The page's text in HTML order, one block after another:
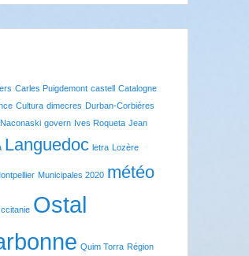
Carles Puigdemont castell Catalogne
Cultura dimecres Durban-Corbières
govern Ives Roqueta Jean
Languedoc letra Lozère
Municipales 2020 météo
Ostal
Quim Torra Région